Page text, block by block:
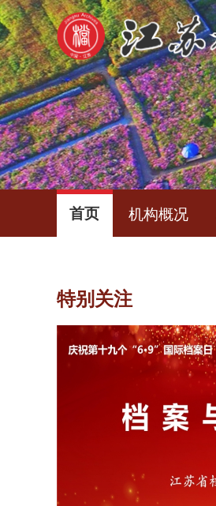
首页 机构概况
特别关注